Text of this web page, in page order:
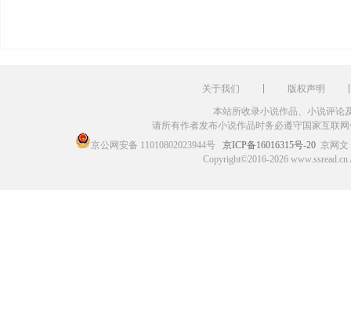
关于我们 版权声明
本站所收录小说作品、小说评论
请所有作者发布小说作品时务必遵守国家互联
京公网安备 11010802023944号
京ICP备16016315号-20 京网文
Copyright©2016-2026